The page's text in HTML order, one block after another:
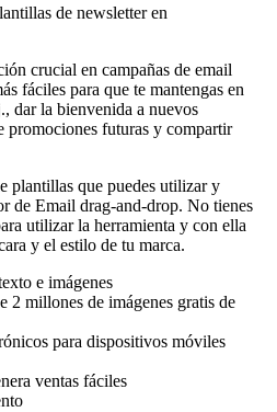
de newsletter en
crucial en campañas de email
fáciles para que te mantengas en
dar la bienvenida a nuevos
promociones futuras y compartir
plantillas que puedes utilizar y
de Email drag-and-drop. No tienes
utilizar la herramienta y con ella
y el estilo de tu marca.
e imágenes
2 millones de imágenes gratis de
para dispositivos móviles
ventas fáciles